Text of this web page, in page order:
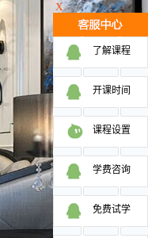
X
了解课程
开课时间
课程设置
学费咨询
免费试学